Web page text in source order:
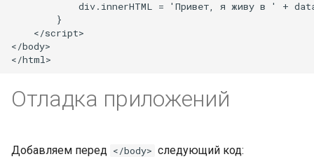
div.innerHTML = 'Привет, я живу в ' +
        }
    </script>
</body>
Отладка приложений
Добавляем перед </body> следующий код: